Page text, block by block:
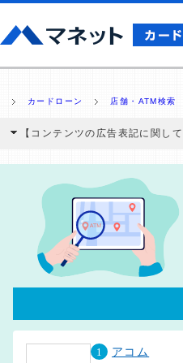
カードローン 店舗・ATM検索
【コンテンツの広告表記に関して
と弊社に対して企業から紹介報酬
ミ収集などに基づき、公平性を担
>提携企業一覧
1
アコム